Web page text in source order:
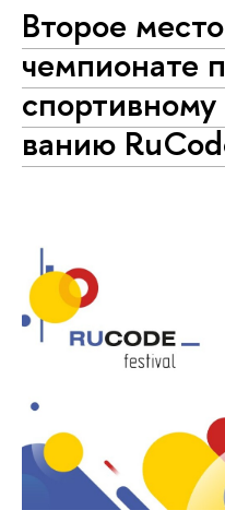
Второе
чемпионате
ва­нию